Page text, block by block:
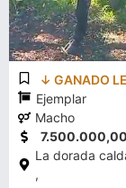
↓ GANADO
Ejemplar
Macho
7.500.000,00
La dorada
,